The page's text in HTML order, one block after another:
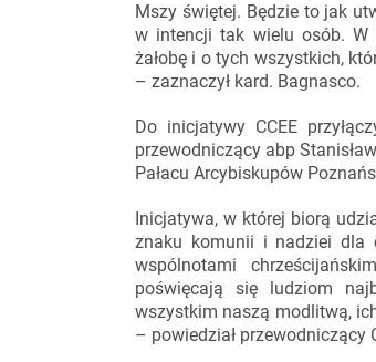
Mszy świętej. Będzie to jak
w intencji tak wielu osób. W
żałobę i o tych wszystkich,
– zaznaczył kard. Bagnasco.
Do inicjatywy CCEE
przewodniczący abp
Pałacu Arcybiskupów
Inicjatywa, w której biorą
znaku komunii i nadziei dla
wspólnotami
poświęcają się ludziom
wszystkim naszą modlitwą,
– powiedział przewodniczący